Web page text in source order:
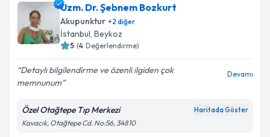
Uzm. Dr. Murat Fatih Sökmeniçin randevu takvimi
talebi oluşturun. Size bu uzmandan randevu almanız
için bir takvim hazırlandığında e-posta ile
bilgilendireceğiz.
E-posta Adresiniz
Kişisel verilerimin işlenmesine ilişkin
Uzm. Dr. Şebnem Bozkurt
Akupunktur +2 diğer
İstanbul, Beykoz
5 (4 Değerlendirme)
Detaylı bilgilendirme ve özenli ilgiden çok
memnunum
Devamı
Özel Otağtepe Tıp Merkezi Haritada Göster
Kavacık, Otağtepe Cd. No:56, 34810